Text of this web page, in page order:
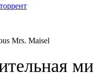
Mrs. Maisel